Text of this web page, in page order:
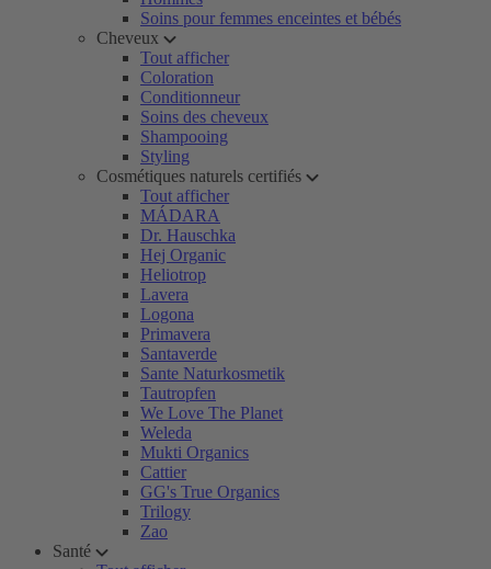
Soins pour femmes enceintes et bébés
Cheveux
Tout afficher
Coloration
Conditionneur
Soins des cheveux
Shampooing
Styling
Cosmétiques naturels certifiés
Tout afficher
MÁDARA
Dr. Hauschka
Hej Organic
Heliotrop
Lavera
Logona
Primavera
Santaverde
Sante Naturkosmetik
Tautropfen
We Love The Planet
Weleda
Mukti Organics
Cattier
GG's True Organics
Trilogy
Zao
Santé